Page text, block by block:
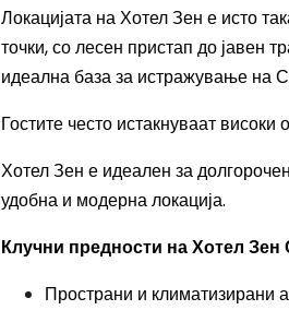
Локацијата на Хотел Зен е исто
точки, со лесен пристап до јавен
идеална база за истражување на
Гостите често истакнуваат
Хотел Зен е идеален за
удобна и модерна локација.
Клучни предности на Хотел Зен
Пространи и климатизирани